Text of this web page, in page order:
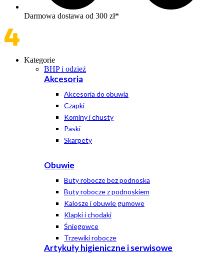
Darmowa dostawa od 300 zł*
Kategorie
BHP i odzież
Akcesoria
Akcesoria do obuwia
Czapki
Kominy i chusty
Paski
Skarpety
Obuwie
Buty robocze bez podnoska
Buty robocze z podnoskiem
Kalosze i obuwie gumowe
Klapki i chodaki
Śniegowce
Trzewiki robocze
Artykuły higieniczne i serwisowe